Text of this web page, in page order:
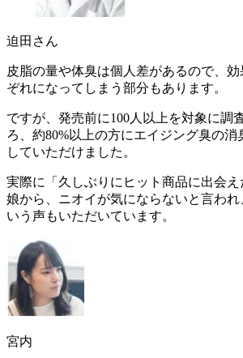
迫田さん
皮脂の量や体臭は個人差があるので、
ぞれになってしまう部分もあります。
ですが、発売前に100人以上を対象に調
ろ、約80%以上の方にエイジング臭の
していただけました。
実際に「 久しぶりにヒット商品に出会え
娘から、ニオイが気にならないと言われ
いう声もいただいています。
宮内